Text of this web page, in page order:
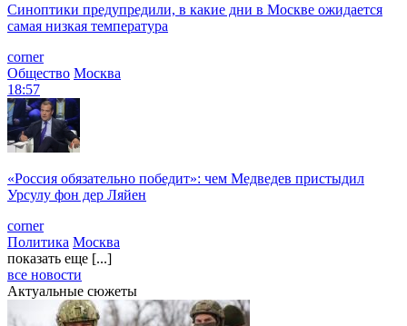
Синоптики предупредили, в какие дни в Москве ожидается
самая низкая температура
corner
Общество Москва
18:57
«Россия обязательно победит»: чем Медведев пристыдил
Урсулу фон дер Ляйен
corner
Политика Москва
показать еще [...]
все новости
Актуальные сюжеты